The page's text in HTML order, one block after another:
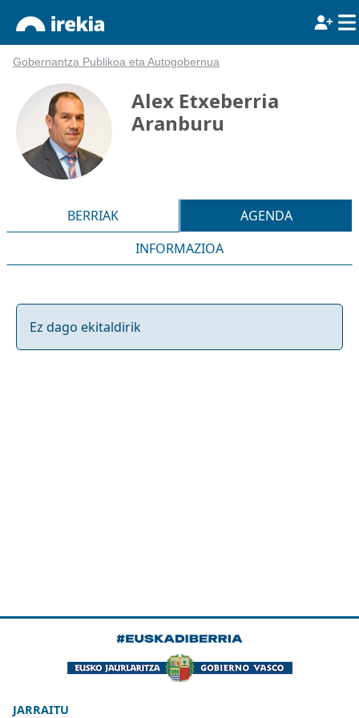
Gobernantza Publikoa eta Autogobernua
Alex Etxeberria
Aranburu
BERRIAK
AGENDA
INFORMAZIOA
Ez dago ekitaldirik
JARRAITU